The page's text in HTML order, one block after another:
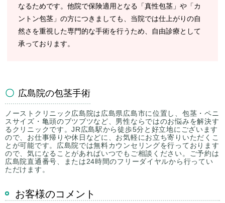
なるためです。他院で保険適用となる「真性包茎」や「カ
ントン包茎」の方につきましても、当院では仕上がりの自
然さを重視した専門的な手術を行うため、自由診療として
承っております。
広島院の包茎手術
ノーストクリニック広島院は広島県広島市に位置し、包茎・ペニ
スサイズ・亀頭のブツブツなど、男性ならではのお悩みを解決す
るクリニックです。JR広島駅から徒歩5分と好立地にございます
ので、お仕事帰りや休日などに、お気軽にお立ち寄りいただくこ
とが可能です。広島院では無料カウンセリングを行っております
ので、気になることがあればいつでもご相談ください。ご予約は
広島院直通番号、または24時間のフリーダイヤルから行ってい
ただけます。
お客様のコメント